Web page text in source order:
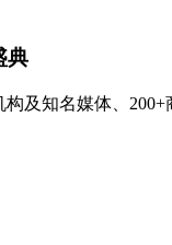
典
及知名媒体、